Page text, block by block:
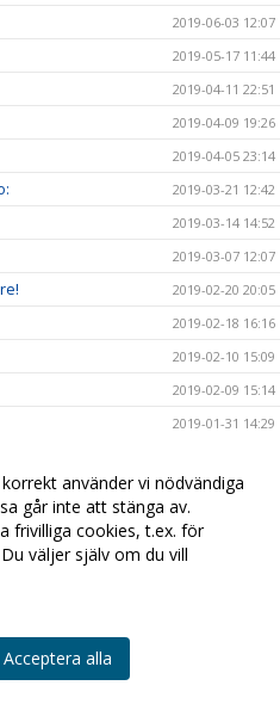
2019-06-03 12:07
2019-05-17 11:44
2019-04-11 22:51
2019-04-09 19:26
2019-04-05 23:14
2019-03-21 12:42
2019-03-14 14:52
2019-03-07 12:07
2019-02-20 20:05
2019-02-18 16:16
2019-02-10 15:09
2019-02-09 15:14
2019-01-31 14:29
2019-01-28 11:04
2019-01-25 13:09
2019-01-14 22:57
använder vi nödvändiga
går inte att stänga av.
frivilliga cookies, t.ex. för
väljer själv om du vill
Acceptera alla